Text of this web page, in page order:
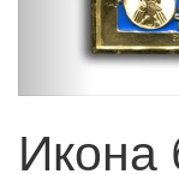
Икона